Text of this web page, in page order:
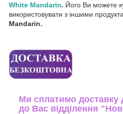
White Mandarin. Його Ви можете
використовувати з іншими
Mandarin.
Ми сплатимо доставку
до Вас відділення